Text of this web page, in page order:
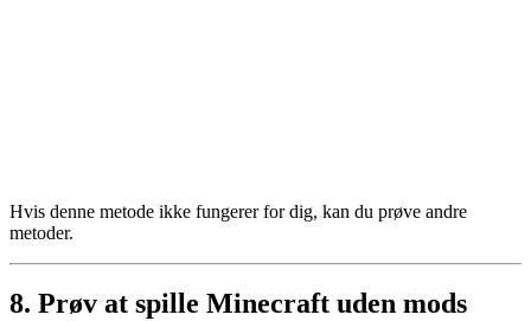
Hvis denne metode ikke fungerer for dig, kan du prøve andre
metoder.
8. Prøv at spille Minecraft uden mods